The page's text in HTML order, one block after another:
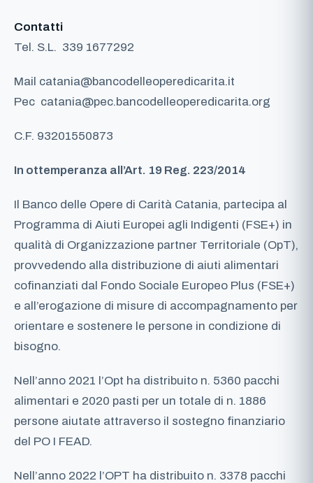
Contatti
Tel. S.L. 339 1677292
Mail catania@bancodelleoperedicarita.it
Pec catania@pec.bancodelleoperedicarita.org
C.F. 93201550873
In ottemperanza all’Art. 19 Reg. 223/2014
Il Banco delle Opere di Carità Catania, partecipa al
Programma di Aiuti Europei agli Indigenti (FSE+) in
qualità di Organizzazione partner Territoriale (OpT),
provvedendo alla distribuzione di aiuti alimentari
cofinanziati dal Fondo Sociale Europeo Plus (FSE+)
e all’erogazione di misure di accompagnamento per
orientare e sostenere le persone in condizione di
bisogno.
Nell’anno 2021 l’Opt ha distribuito n. 5360 pacchi
alimentari e 2020 pasti per un totale di n. 1886
persone aiutate attraverso il sostegno finanziario
del PO I FEAD.
Nell’anno 2022 l’OPT ha distribuito n. 3378 pacchi